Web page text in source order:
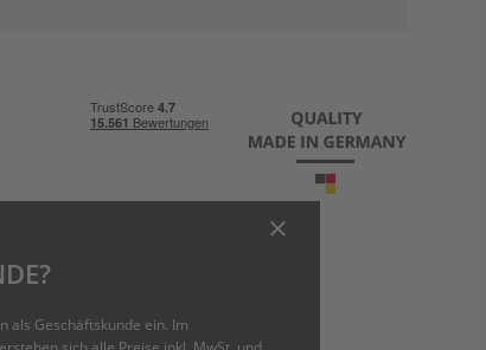
als Geschäftskunde ein. Im